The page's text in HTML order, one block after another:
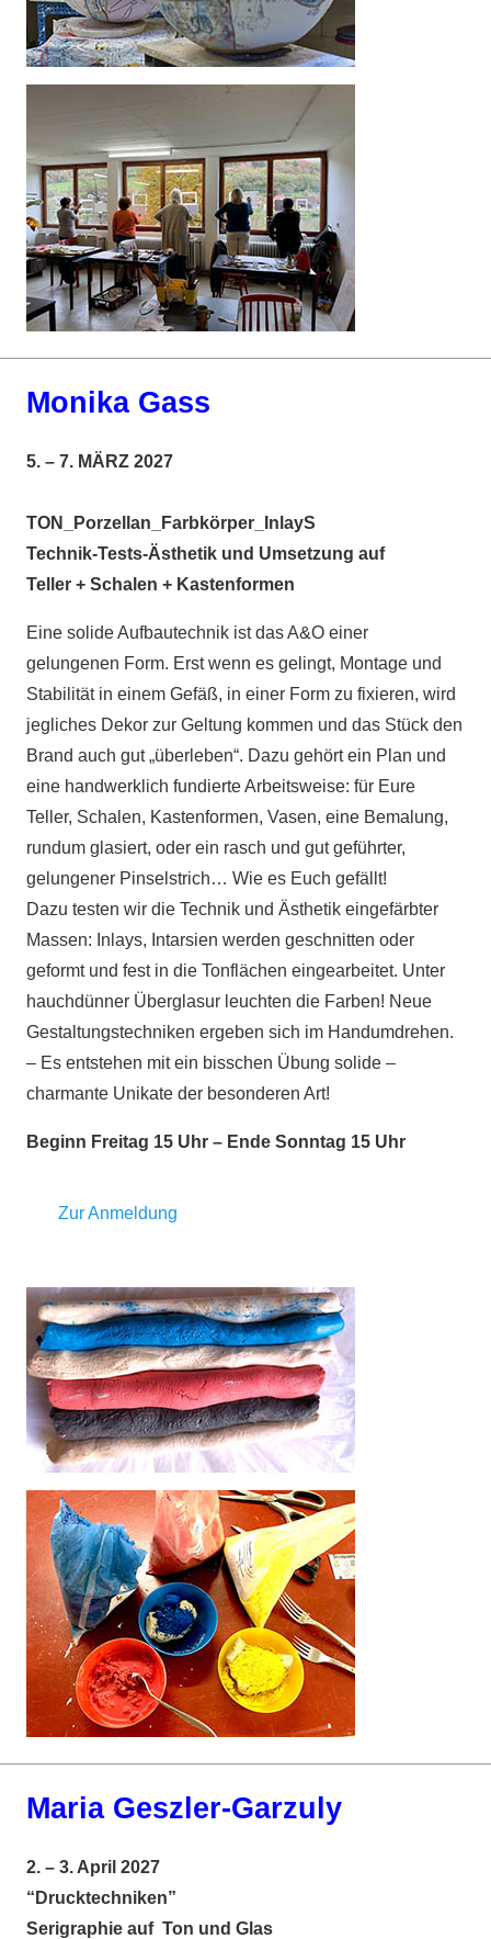
Monika Gass
5. – 7. MÄRZ 2027
TON_Porzellan_Farbkörper_InlayS
Technik-Tests-Ästhetik und Umsetzung auf
Teller + Schalen + Kastenformen
Eine solide Aufbautechnik ist das A&O einer
gelungenen Form. Erst wenn es gelingt, Montage und
Stabilität in einem Gefäß, in einer Form zu fixieren, wird
jegliches Dekor zur Geltung kommen und das Stück den
Brand auch gut „überleben“. Dazu gehört ein Plan und
eine handwerklich fundierte Arbeitsweise: für Eure
Teller, Schalen, Kastenformen, Vasen, eine Bemalung,
rundum glasiert, oder ein rasch und gut geführter,
gelungener Pinselstrich… Wie es Euch gefällt!
Dazu testen wir die Technik und Ästhetik eingefärbter
Massen: Inlays, Intarsien werden geschnitten oder
geformt und fest in die Tonflächen eingearbeitet. Unter
hauchdünner Überglasur leuchten die Farben! Neue
Gestaltungstechniken ergeben sich im Handumdrehen.
– Es entstehen mit ein bisschen Übung solide –
charmante Unikate der besonderen Art!
Beginn Freitag 15 Uhr – Ende Sonntag 15 Uhr
Zur Anmeldung
Maria Geszler-Garzuly
2. – 3. April 2027
“Drucktechniken”
Serigraphie auf Ton und Glas